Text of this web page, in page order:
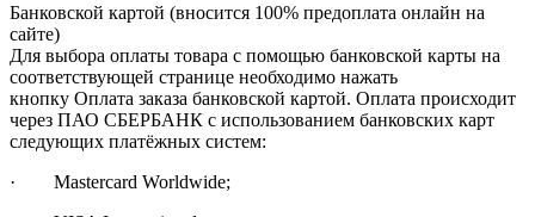
Банковской картой (вносится 100% предоплата онлайн на
сайте)
Для выбора оплаты товара с помощью банковской карты на
соответствующей странице необходимо нажать
кнопку Оплата заказа банковской картой. Оплата происходит
через ПАО СБЕРБАНК с использованием банковских карт
следующих платёжных систем:
· Mastercard Worldwide;